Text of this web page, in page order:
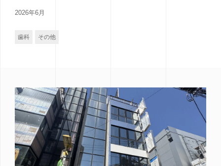
2026年6月
歯科 その他